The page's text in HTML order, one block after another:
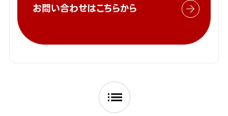
お問い合わせはこちらから